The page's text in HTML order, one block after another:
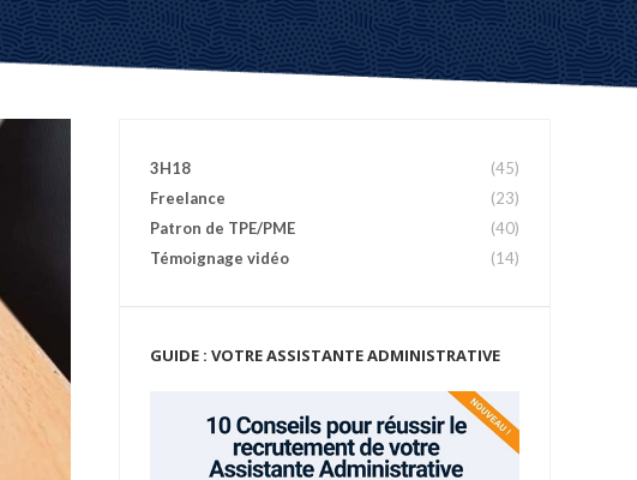
3H18
(45)
Freelance
(23)
Patron de TPE/PME
(40)
Témoignage vidéo
(14)
GUIDE : VOTRE ASSISTANTE ADMINISTRATIVE